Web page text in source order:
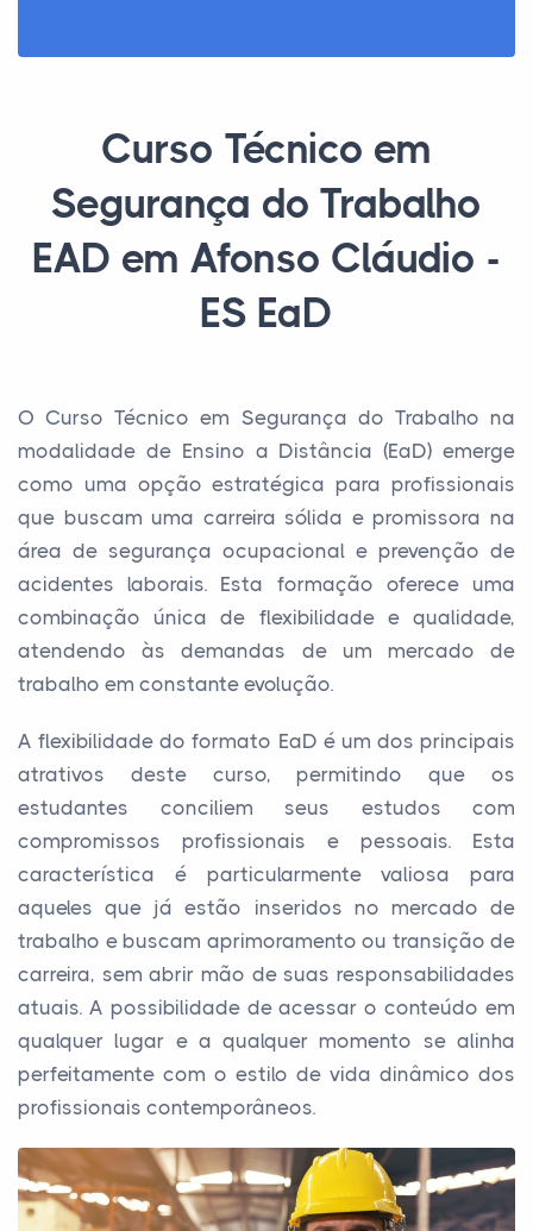
Curso Técnico em
Segurança do Trabalho
EAD em Afonso Cláudio -
ES EaD
O Curso Técnico em Segurança do Trabalho na
modalidade de Ensino a Distância (EaD) emerge
como uma opção estratégica para profissionais
que buscam uma carreira sólida e promissora na
área de segurança ocupacional e prevenção de
acidentes laborais. Esta formação oferece uma
combinação única de flexibilidade e qualidade,
atendendo às demandas de um mercado de
trabalho em constante evolução.
A flexibilidade do formato EaD é um dos principais
atrativos deste curso, permitindo que os
estudantes conciliem seus estudos com
compromissos profissionais e pessoais. Esta
característica é particularmente valiosa para
aqueles que já estão inseridos no mercado de
trabalho e buscam aprimoramento ou transição de
carreira, sem abrir mão de suas responsabilidades
atuais. A possibilidade de acessar o conteúdo em
qualquer lugar e a qualquer momento se alinha
perfeitamente com o estilo de vida dinâmico dos
profissionais contemporâneos.